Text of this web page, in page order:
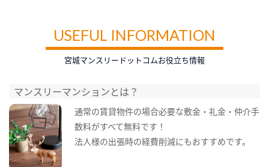
USEFUL INFORMATION
宮城マンスリードットコムお役立ち情報
マンスリーマンションとは？
通常の賃貸物件の場合必要な敷金・礼金・仲介手
数料がすべて無料です！
法人様の出張時の経費削減にもおすすめです。